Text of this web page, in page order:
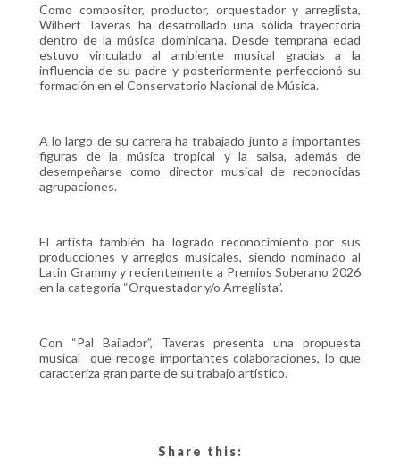
Como compositor, productor, orquestador y arreglista,
Wilbert Taveras ha desarrollado una sólida trayectoria
dentro de la música dominicana. Desde temprana edad
estuvo vinculado al ambiente musical gracias a la
influencia de su padre y posteriormente perfeccionó su
formación en el Conservatorio Nacional de Música.
A lo largo de su carrera ha trabajado junto a importantes
figuras de la música tropical y la salsa, además de
desempeñarse como director musical de reconocidas
agrupaciones.
El artista también ha logrado reconocimiento por sus
producciones y arreglos musicales, siendo nominado al
Latin Grammy y recientemente a Premios Soberano 2026
en la categoría “Orquestador y/o Arreglista”.
Con “Pal Bailador”, Taveras presenta una propuesta
musical que recoge importantes colaboraciones, lo que
caracteriza gran parte de su trabajo artístico.
Share this: